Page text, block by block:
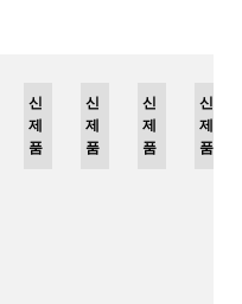
신
제
품
신
제
품
신
제
품
신
제
품